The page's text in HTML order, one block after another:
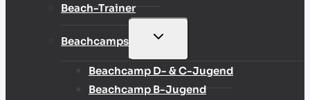
Beach-Trainer
Beachcamps
UNTERMENÜ
Beachcamp D- & C-Jugend
Beachcamp B-Jugend